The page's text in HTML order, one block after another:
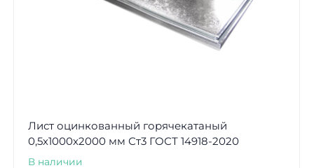
Лист оцинкованный горячекатаный
0,5х1000х2000 мм Ст3 ГОСТ 14918-2020
В наличии